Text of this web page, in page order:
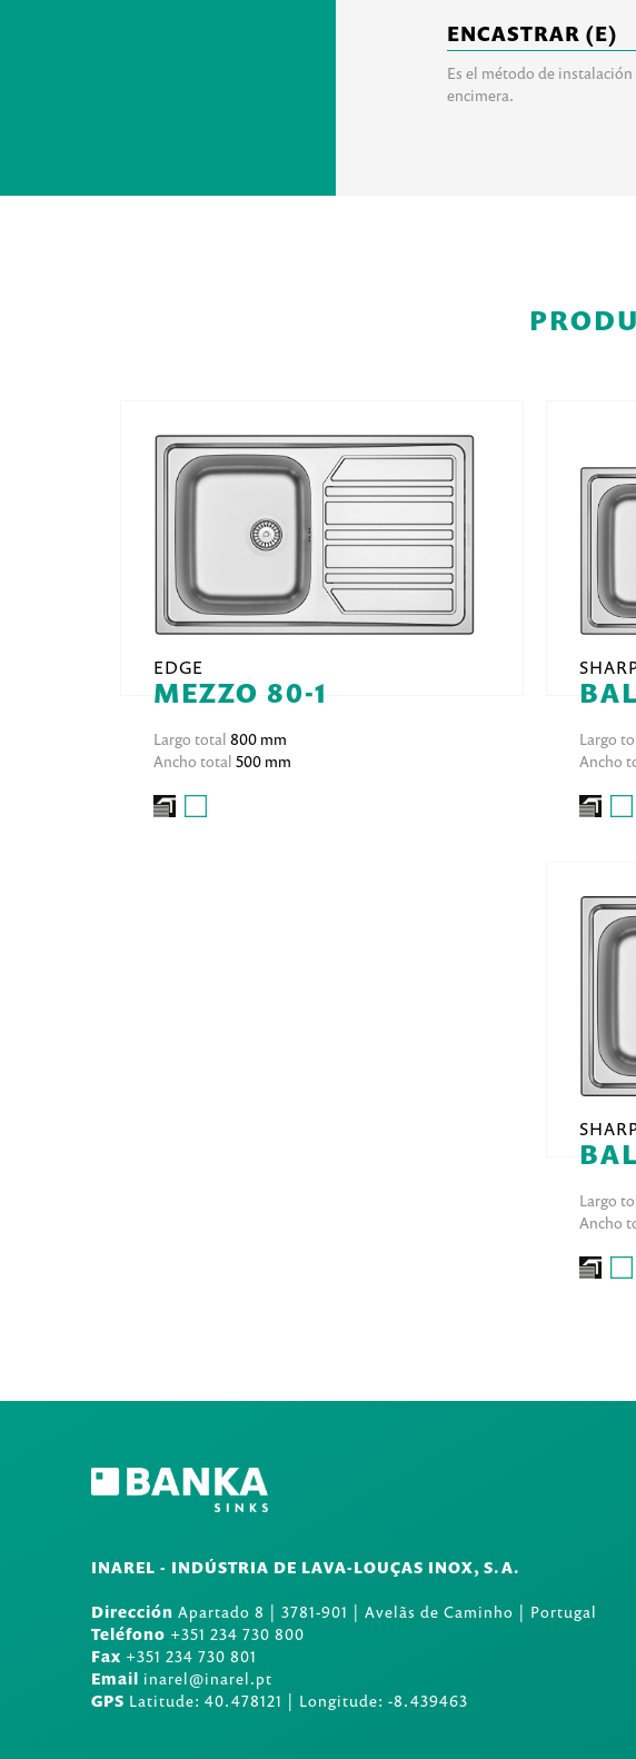
ENCASTRAR (E)
Es el método de
encimera.
EDGE
MEZZO 80-1
Largo total 800 mm
Ancho total 500 mm
Largo
Ancho
Largo
Ancho
INAREL - INDÚSTRIA DE LAVA-LOUÇAS INOX, S.A.
Dirección Apartado 8 | 3781-901 | Avelãs de Caminho | Portugal
Teléfono +351 234 730 800
Fax +351 234 730 801
Email inarel@inarel.pt
GPS Latitude: 40.478121 | Longitude: -8.439463